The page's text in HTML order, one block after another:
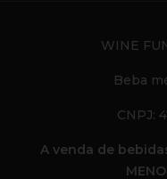
WINE
Beba
CNPJ:
A venda de